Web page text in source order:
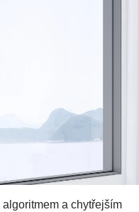
a chytřejším